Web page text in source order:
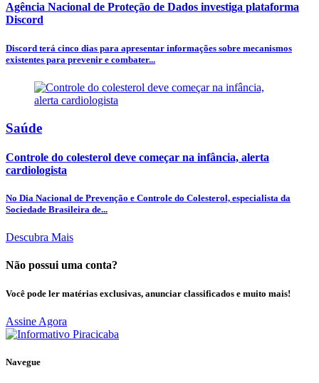
Agência Nacional de Proteção de Dados investiga plataforma
Discord
Discord terá cinco dias para apresentar informações sobre mecanismos
existentes para prevenir e combater...
Saúde
Controle do colesterol deve começar na infância, alerta
cardiologista
No Dia Nacional de Prevenção e Controle do Colesterol, especialista da
Sociedade Brasileira de...
Descubra Mais
Não possui uma conta?
Você pode ler matérias exclusivas, anunciar classificados e muito mais!
Assine Agora
Navegue